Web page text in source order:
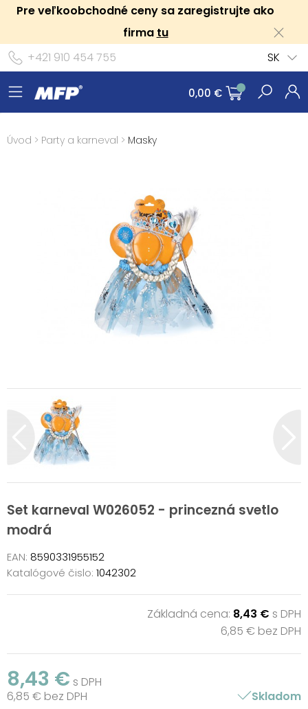
Pre veľkoobchodné ceny sa zaregistrujte ako
firma tu
+421 910 454 755
SK
0,00 €
Úvod > Party a karneval > Masky
Set karneval W026052 - princezná svetlo
modrá
EAN: 8590331955152
Katalógové čislo: 1042302
Základná cena: 8,43 € s DPH
6,85 € bez DPH
8,43 € s DPH
6,85 € bez DPH
Skladom